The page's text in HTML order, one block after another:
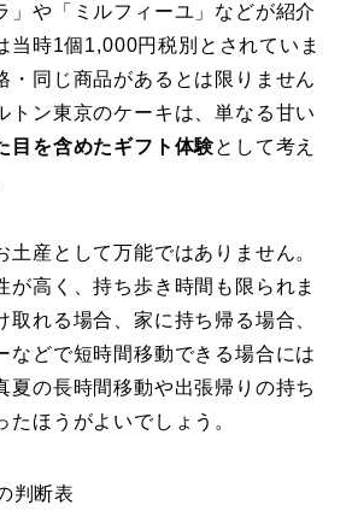
」や「ミルフィーユ」などが紹介
当時1個1,000円税別とされていま
・同じ商品があるとは限りません
トン東京のケーキは、単なる甘い
目を含めたギフト体験として考え
土産として万能ではありません。
が高く、持ち歩き時間も限られま
取れる場合、家に持ち帰る場合、
などで短時間移動できる場合には
夏の長時間移動や出張帰りの持ち
たほうがよいでしょう。
判断表